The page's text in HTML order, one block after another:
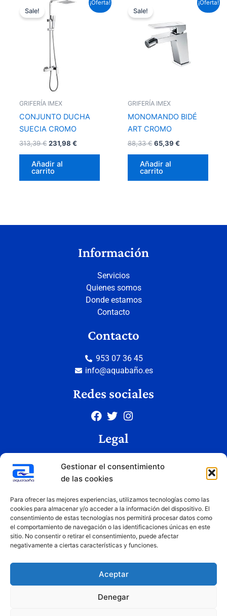
Gestionar el consentimiento
de las cookies
Para ofrecer las mejores experiencias, utilizamos tecnologías como las
cookies para almacenar y/o acceder a la información del dispositivo. El
consentimiento de estas tecnologías nos permitirá procesar datos como
el comportamiento de navegación o las identificaciones únicas en este
sitio. No consentir o retirar el consentimiento, puede afectar
negativamente a ciertas características y funciones.
Aceptar
Denegar
¡Oferta!
Sale!
GRIFERÍA IMEX
CONJUNTO DUCHA
SUECIA CROMO
313,39€
original
era:
313,39 €.
231,98 €
precio
Añadir al
carrito
¡Oferta!
Sale!
GRIFERÍA IMEX
MONOMANDO BIDÉ
ART CROMO
88,33€
era:
88,33 €.
65,39 €
precio
es:
65,39 €.
Añadir al
carrito
Información
Servicios
Quienes somos
Donde estamos
Contacto
Contacto
953 07 36 45
info@aquabaño.es
Redes sociales
Legal
Política de privacidad
Condiciones de uso
Copyright © 2026 Aquabaño | Todos los derechos reservados
Diseñado porInnovation Studio